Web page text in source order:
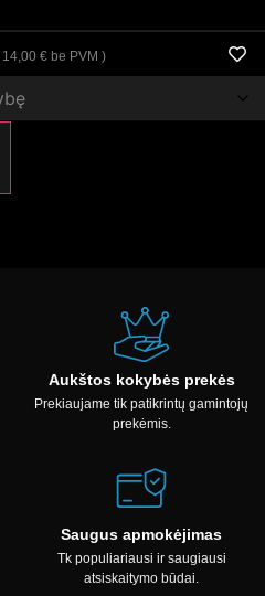
14,00 € be PVM )
Aukštos kokybės prekės
Prekiaujame tik patikrintų gamintojų
prekėmis.
Saugus apmokėjimas
Tk populiariausi ir saugiausi
atsiskaitymo būdai.